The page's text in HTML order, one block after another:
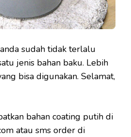
sudah tidak terlalu
jenis bahan baku. Lebih
bisa digunakan. Selamat,
bahan coating putih di
atau sms order di